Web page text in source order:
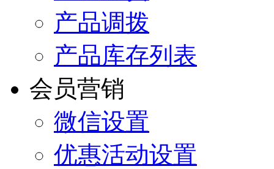
产品调拨
产品库存列表
会员营销
微信设置
优惠活动设置